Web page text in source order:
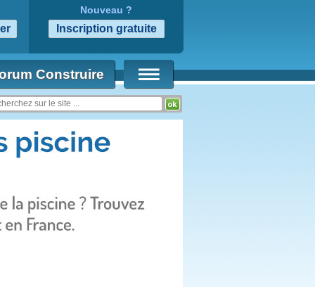
Nouveau ?
Construire